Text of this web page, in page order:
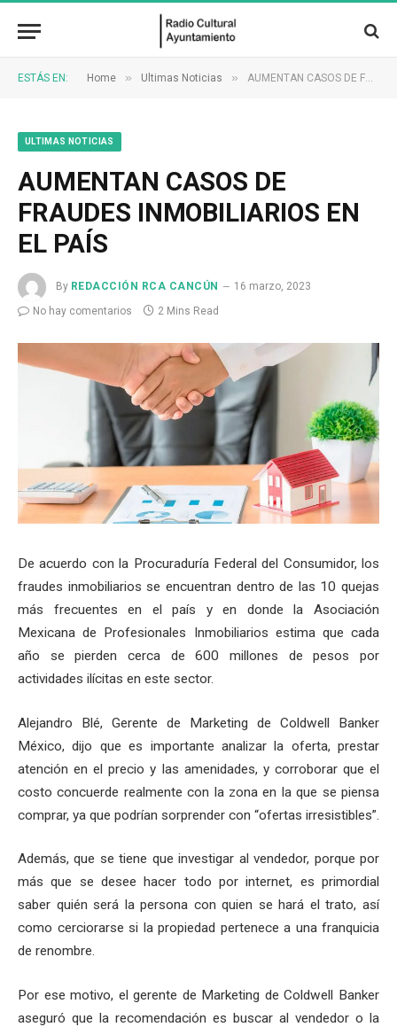
ESTÁS EN: Home » Ultimas Noticias » AUMENTAN CASOS DE FRAUDES INMOBILIARIOS EN EL PAÍS
ULTIMAS NOTICIAS
AUMENTAN CASOS DE
FRAUDES INMOBILIARIOS EN
EL PAÍS
By REDACCIÓN RCA CANCÚN
16 marzo, 2023
No hay comentarios
2 Mins Read
De acuerdo con la Procuraduría Federal del Consumidor, los
fraudes inmobiliarios se encuentran dentro de las 10 quejas
más frecuentes en el país y en donde la Asociación
Mexicana de Profesionales Inmobiliarios estima que cada
año se pierden cerca de 600 millones de pesos por
actividades ilícitas en este sector.
Alejandro Blé, Gerente de Marketing de Coldwell Banker
México, dijo que es importante analizar la oferta, prestar
atención en el precio y las amenidades, y corroborar que el
costo concuerde realmente con la zona en la que se piensa
comprar, ya que podrían sorprender con “ofertas irresistibles”.
Además, que se tiene que investigar al vendedor, porque por
más que se desee hacer todo por internet, es primordial
saber quién será la persona con quien se hará el trato, así
como cerciorarse si la propiedad pertenece a una franquicia
de renombre.
Por ese motivo, el gerente de Marketing de Coldwell Banker
aseguró que la recomendación es buscar al vendedor o la